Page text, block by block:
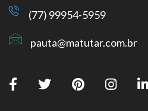
(77) 99954-5959
pauta@matutar.com.br